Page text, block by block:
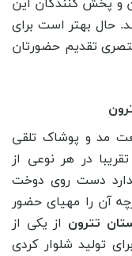
و پخش کنندگان این
حال بهتر است برای
تقدیم حضورتان
مد و پوشاک تلقی
در هر نوعی از
دست روی دوخت
آن را مهیای حضور
تترون از یکی از
تولید شلوار کردی